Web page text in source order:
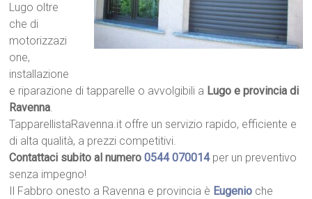
Lugo oltre
che di
motorizzazi
one,
installazione
e riparazione di tapparelle o avvolgibili a Lugo e provincia di
Ravenna.
TapparellistaRavenna.it offre un servizio rapido, efficiente e
di alta qualità, a prezzi competitivi.
Contattaci subito al numero0544 070014per un preventivo
senza impegno!
Il Fabbro onesto a Ravenna e provincia è Eugenio che